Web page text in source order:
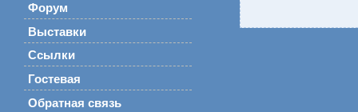
Форум
Выставки
Ссылки
Гостевая
Обратная связь